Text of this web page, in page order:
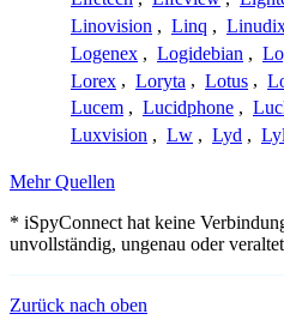
Linovision , Linq ,
Logenex , Logidebian ,
Lorex , Loryta , Lotus ,
Lucem , Lucidphone ,
Luxvision , Lw , Lyd ,
Mehr Quellen
* iSpyConnect hat keine
unvollständig, ungenau oder
Zurück nach oben